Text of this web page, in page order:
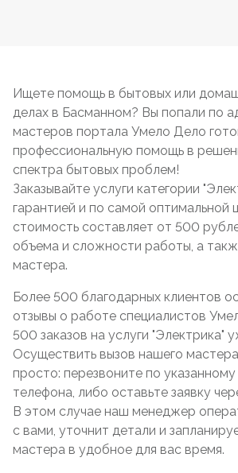
Ищете помощь в бытовых или
делах в Басманном? Вы попали по
мастеров портала Умело Дело
профессиональную помощь в
спектра бытовых проблем!
Заказывайте услуги категории
гарантией и по самой оптимальной
стоимость составляет от 500
объема и сложности работы, а
мастера.
Более 500 благодарных клиентов
отзывы о работе специалистов
500 заказов на услуги "Электрика"
Осуществить вызов нашего
просто: перезвоните по
телефона, либо оставьте заявку
В этом случае наш менеджер
с вами, уточнит детали и
мастера в удобное для вас время.